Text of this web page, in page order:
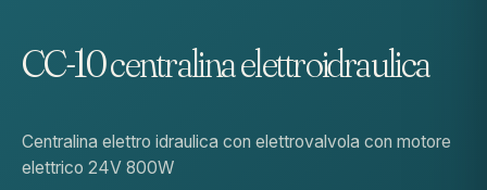
CC-10 centralina elettroidraulica
Centralina elettro idraulica con elettrovalvola con motore
elettrico 24V 800W